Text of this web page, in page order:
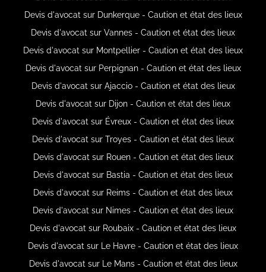
Devis d'avocat sur Dunkerque - Caution et état des lieux
Devis d'avocat sur Vannes - Caution et état des lieux
Devis d'avocat sur Montpellier - Caution et état des lieux
Devis d'avocat sur Perpignan - Caution et état des lieux
Devis d'avocat sur Ajaccio - Caution et état des lieux
Devis d'avocat sur Dijon - Caution et état des lieux
Devis d'avocat sur Évreux - Caution et état des lieux
Devis d'avocat sur Troyes - Caution et état des lieux
Devis d'avocat sur Rouen - Caution et état des lieux
Devis d'avocat sur Bastia - Caution et état des lieux
Devis d'avocat sur Reims - Caution et état des lieux
Devis d'avocat sur Nimes - Caution et état des lieux
Devis d'avocat sur Roubaix - Caution et état des lieux
Devis d'avocat sur Le Havre - Caution et état des lieux
Devis d'avocat sur Le Mans - Caution et état des lieux